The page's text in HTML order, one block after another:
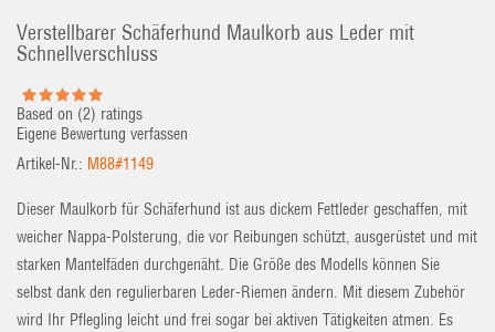
Verstellbarer Schäferhund Maulkorb aus Leder mit
Schnellverschluss
Based on (2) ratings
Eigene Bewertung verfassen
Artikel-Nr.: M88#1149
Dieser Maulkorb für Schäferhund ist aus dickem Fettleder geschaffen, mit
weicher Nappa-Polsterung, die vor Reibungen schützt, ausgerüstet und mit
starken Mantelfäden durchgenäht. Die Größe des Modells können Sie
selbst dank den regulierbaren Leder-Riemen ändern. Mit diesem Zubehör
wird Ihr Pflegling leicht und frei sogar bei aktiven Tätigkeiten atmen. Es